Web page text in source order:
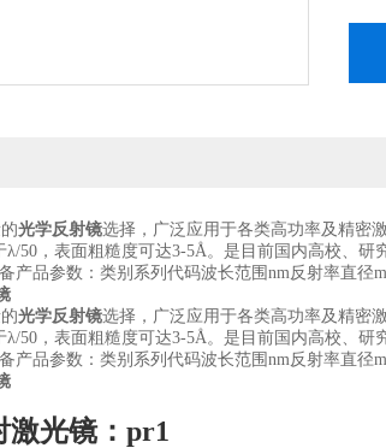
光学反射镜选择，广泛应用于各类高功率及精密
λ/50，表面粗糙度可达3-5Å。是目前国内高校、
产品参数：类别系列代码波长范围nm反射率直径
光学反射镜选择，广泛应用于各类高功率及精密
λ/50，表面粗糙度可达3-5Å。是目前国内高校、
产品参数：类别系列代码波长范围nm反射率直径
激光镜：pr1